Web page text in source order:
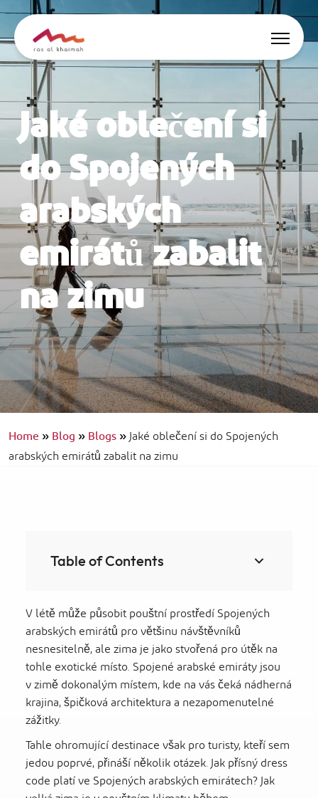
Nabídky
Nechte se inspirovat
Co dělat
Naplánujte si výlet
🇨🇿 CS Události
Jaké oblečení si
do Spojených
arabských
emirátů zabalit
na zimu
Home»Blog»Blogs»Jaké oblečení si do Spojených
arabských emirátů zabalit na zimu
Table of Contents
V létě může působit pouštní prostředí Spojených
arabských emirátů pro většinu návštěvníků
nesnesitelně, ale zima je jako stvořená pro útěk na
tohle exotické místo. Spojené arabské emiráty jsou
v zimě dokonalým místem, kde na vás čeká nádherná
krajina, špičková architektura a nezapomenutelné
zážitky.
Tahle ohromující destinace však pro turisty, kteří sem
jedou poprvé, přináší několik otázek. Jak přísný dress
code platí ve Spojených arabských emirátech? Jak